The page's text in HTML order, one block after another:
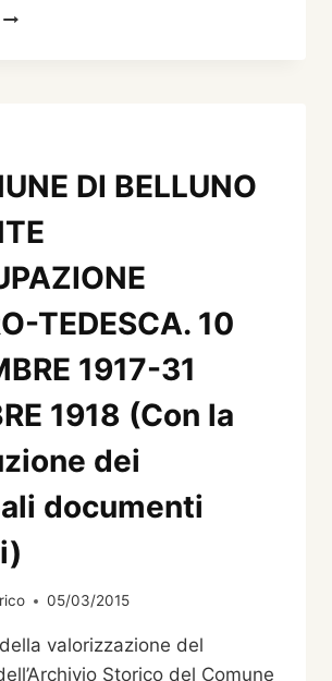
BELLUNESI
FERRUCCIO
DI BELLUNO
TEDESCA. 10
1917-31
1918 (Con la
dei
documenti
05/03/2015
valorizzazione del
Storico del Comune